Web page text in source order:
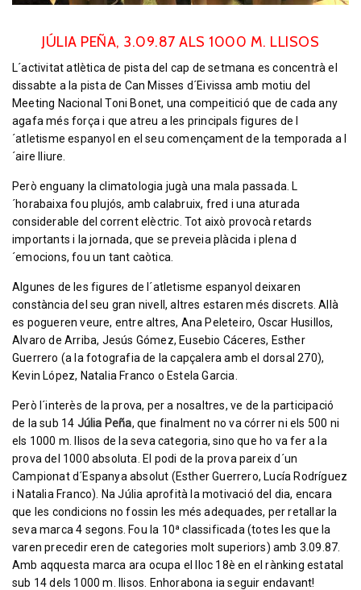
JÚLIA PEÑA, 3.09.87 ALS 1000 M. LLISOS
L´activitat atlètica de pista del cap de setmana es concentrà el
dissabte a la pista de Can Misses d´Eivissa amb motiu del
Meeting Nacional Toni Bonet, una compeitició que de cada any
agafa més força i que atreu a les principals figures de l
´atletisme espanyol en el seu començament de la temporada a l
´aire lliure.
Però enguany la climatologia jugà una mala passada. L
´horabaixa fou plujós, amb calabruix, fred i una aturada
considerable del corrent elèctric. Tot això provocà retards
importants i la jornada, que se preveia plàcida i plena d
´emocions, fou un tant caòtica.
Algunes de les figures de l´atletisme espanyol deixaren
constància del seu gran nivell, altres estaren més discrets. Allà
es pogueren veure, entre altres, Ana Peleteiro, Oscar Husillos,
Alvaro de Arriba, Jesús Gómez, Eusebio Cáceres, Esther
Guerrero (a la fotografia de la capçalera amb el dorsal 270),
Kevin López, Natalia Franco o Estela Garcia.
Però l´interès de la prova, per a nosaltres, ve de la participació
de la sub 14 Júlia Peña, que finalment no va córrer ni els 500 ni
els 1000 m. llisos de la seva categoria, sino que ho va fer a la
prova del 1000 absoluta. El podi de la prova pareix d´un
Campionat d´Espanya absolut (Esther Guerrero, Lucía Rodríguez
i Natalia Franco). Na Júlia aprofità la motivació del dia, encara
que les condicions no fossin les més adequades, per retallar la
seva marca 4 segons. Fou la 10ª classificada (totes les que la
varen precedir eren de categories molt superiors) amb 3.09.87.
Amb aqquesta marca ara ocupa el lloc 18è en el rànking estatal
sub 14 dels 1000 m. llisos. Enhorabona ia seguir endavant!